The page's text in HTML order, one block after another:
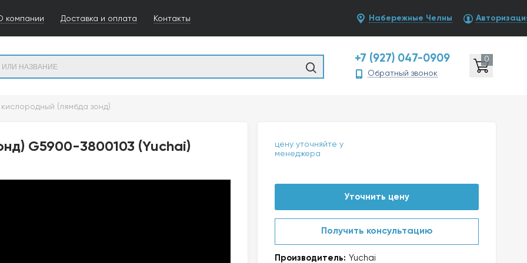
компании Доставка и оплата Контакты Набережные Челны
+7 (927) 047-0909
Обратный звонок
0
(лямбда зонд)
G5900-3800103 (Yuchai)
цену уточняйте у
менеджера
Уточнить цену
Получить консультацию
Производитель: Yuchai